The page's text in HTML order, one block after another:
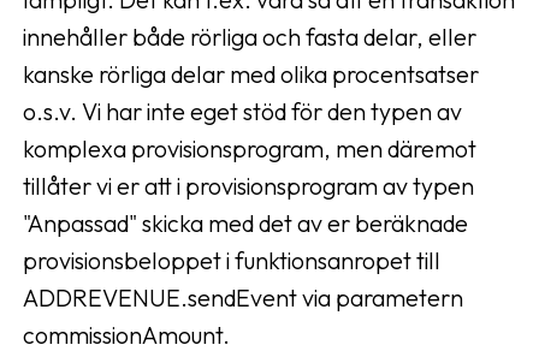
innehåller både rörliga och fasta delar, eller
kanske rörliga delar med olika procentsatser
o.s.v. Vi har inte eget stöd för den typen av
komplexa provisionsprogram, men däremot
tillåter vi er att i provisionsprogram av typen
"Anpassad" skicka med det av er beräknade
provisionsbeloppet i funktionsanropet till
ADDREVENUE.sendEvent via parametern
commissionAmount.